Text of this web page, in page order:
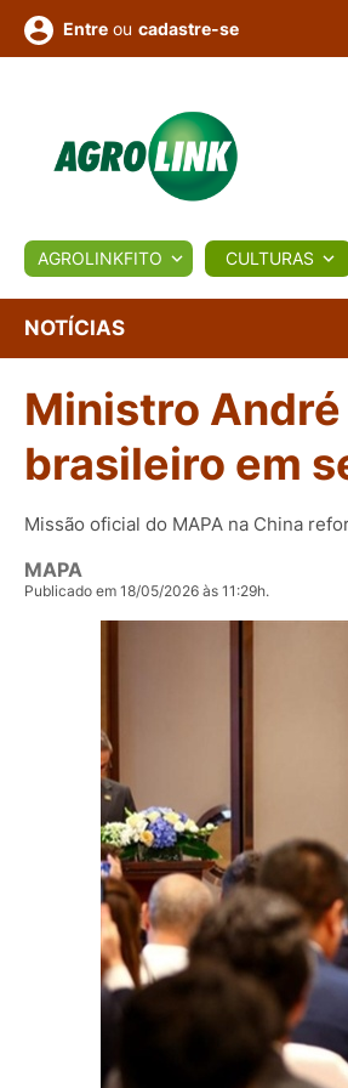
BIOLÓGICOS COTAÇÕES
Conversor Colunistas Eventos
Entre ou cadastre-se
AGROLINKFITO CULTURAS
NOTÍCIAS
Ministro
brasileiro em
Missão oficial do MAPA na China
MAPA
Publicado em 18/05/2026 às 11:29h.